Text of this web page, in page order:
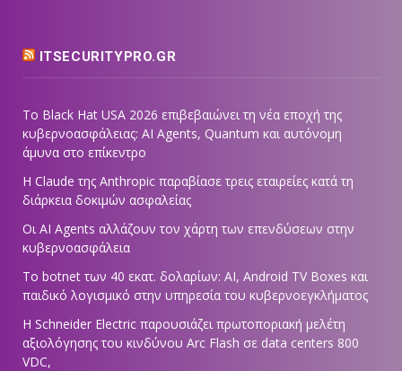
ITSECURITYPRO.GR
Το Black Hat USA 2026 επιβεβαιώνει τη νέα εποχή της
κυβερνοασφάλειας: AI Agents, Quantum και αυτόνομη
άμυνα στο επίκεντρο
Η Claude της Anthropic παραβίασε τρεις εταιρείες κατά τη
διάρκεια δοκιμών ασφαλείας
Οι AI Agents αλλάζουν τον χάρτη των επενδύσεων στην
κυβερνοασφάλεια
Το botnet των 40 εκατ. δολαρίων: AI, Android TV Boxes και
παιδικό λογισμικό στην υπηρεσία του κυβερνοεγκλήματος
Η Schneider Electric παρουσιάζει πρωτοποριακή μελέτη
αξιολόγησης του κινδύνου Arc Flash σε data centers 800
VDC,